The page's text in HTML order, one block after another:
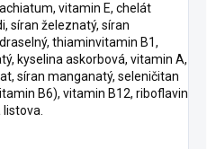
vitamin E, chelát
síran železnatý, síran
thiaminvitamin B1,
kyselina askorbová, vitamin A,
síran manganatý, seleničitan
B6), vitamin B12, riboflavin
listova.